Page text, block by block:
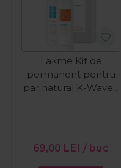
Lakme Kit de
permanent pentru
par natural K-Wave 1
69,00 LEI / buc